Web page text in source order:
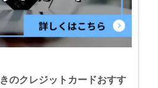
のクレジットカードおすす